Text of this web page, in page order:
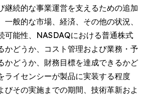
継続的な事業運営を支えるための追加
一般的な市場、経済、その他の状況、
可能性、NASDAQにおける普通株式
かどうか、コスト管理および業務・予
かどうか、財務目標を達成できるかど
ライセンシーが製品に実装する程度
びその実施までの期間、技術革新およ